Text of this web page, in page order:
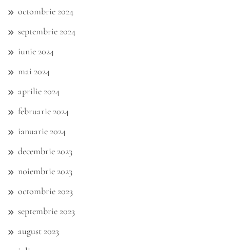
octombrie 2024
septembrie 2024
iunie 2024
mai 2024
aprilie 2024
februarie 2024
ianuarie 2024
decembrie 2023
noiembrie 2023
octombrie 2023
septembrie 2023
august 2023